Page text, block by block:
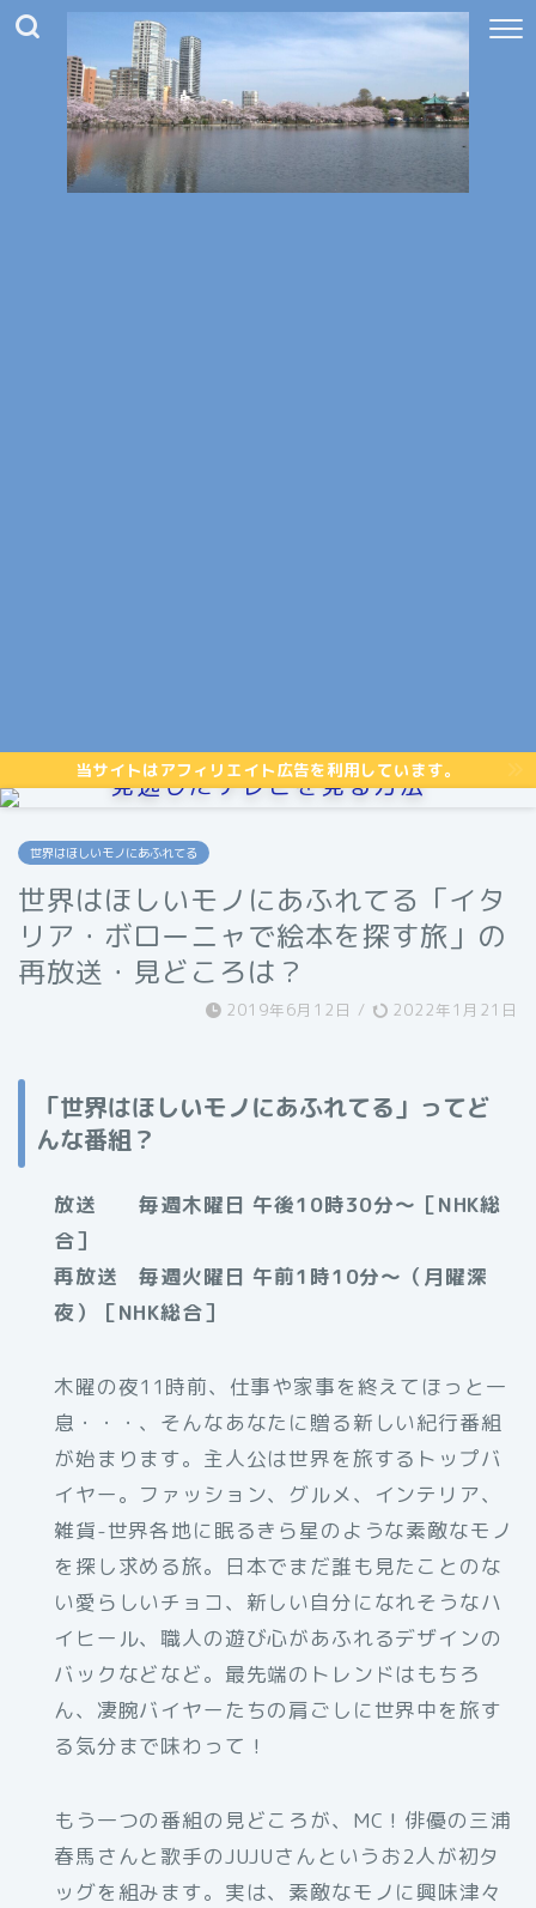
当サイトはアフィリエイト広告を利用しています。
見逃したテレビを見る方法
世界はほしいモノにあふれてる
世界はほしいモノにあふれてる「イタ
リア・ボローニャで絵本を探す旅」の
再放送・見どころは？
2019年6月12日 / 2022年1月21日
「世界はほしいモノにあふれてる」ってど
んな番組？
放送 毎週木曜日 午後10時30分～［NHK総
合］
再放送 毎週火曜日 午前1時10分～（月曜深
夜）［NHK総合］
木曜の夜11時前、仕事や家事を終えてほっと一
息・・・、そんなあなたに贈る新しい紀行番組
が始まります。主人公は世界を旅するトップバ
イヤー。ファッション、グルメ、インテリア、
雑貨-世界各地に眠るきら星のような素敵なモノ
を探し求める旅。日本でまだ誰も見たことのな
い愛らしいチョコ、新しい自分になれそうなハ
イヒール、職人の遊び心があふれるデザインの
バックなどなど。最先端のトレンドはもちろ
ん、凄腕バイヤーたちの肩ごしに世界中を旅す
る気分まで味わって！
もう一つの番組の見どころが、MC！俳優の三浦
春馬さんと歌手のJUJUさんというお2人が初タ
ッグを組みます。実は、素敵なモノに興味津々